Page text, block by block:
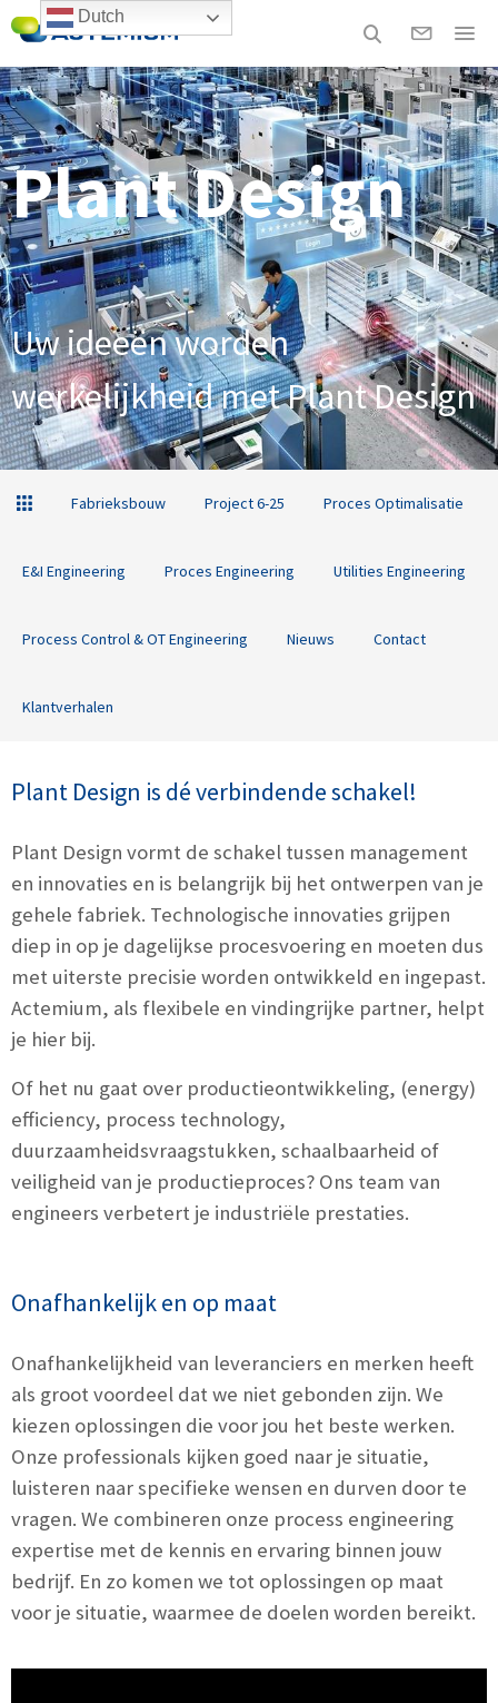
Plant Design
Uw ideeën worden
werkelijkheid met Plant Design
Fabrieksbouw Project 6-25 Proces Optimalisatie
E&I Engineering Proces Engineering Utilities Engineering
Process Control & OT Engineering Nieuws Contact
Klantverhalen
Plant Design is dé verbindende schakel!
Plant Design vormt de schakel tussen management
en innovaties en is belangrijk bij het ontwerpen van je
gehele fabriek. Technologische innovaties grijpen
diep in op je dagelijkse procesvoering en moeten dus
met uiterste precisie worden ontwikkeld en ingepast.
Actemium, als flexibele en vindingrijke partner, helpt
je hier bij.
Of het nu gaat over productieontwikkeling, (energy)
efficiency, process technology,
duurzaamheidsvraagstukken, schaalbaarheid of
veiligheid van je productieproces? Ons team van
engineers verbetert je industriële prestaties.
Onafhankelijk en op maat
Onafhankelijkheid van leveranciers en merken heeft
als groot voordeel dat we niet gebonden zijn. We
kiezen oplossingen die voor jou het beste werken.
Onze professionals kijken goed naar je situatie,
luisteren naar specifieke wensen en durven door te
vragen. We combineren onze process engineering
expertise met de kennis en ervaring binnen jouw
bedrijf. En zo komen we tot oplossingen op maat
voor je situatie, waarmee de doelen worden bereikt.
Dutch